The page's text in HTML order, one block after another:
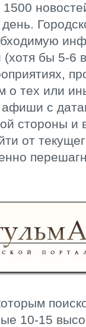
(хотя бы 5-6
о тех или
афиши с
стороны и
от
10-15